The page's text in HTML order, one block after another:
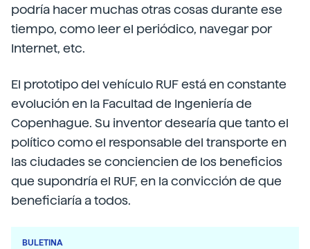
podría hacer muchas otras cosas durante ese
tiempo, como leer el periódico, navegar por
Internet, etc.
El prototipo del vehículo RUF está en constante
evolución en la Facultad de Ingeniería de
Copenhague. Su inventor desearía que tanto el
político como el responsable del transporte en
las ciudades se conciencien de los beneficios
que supondría el RUF, en la convicción de que
beneficiaría a todos.
BULETINA